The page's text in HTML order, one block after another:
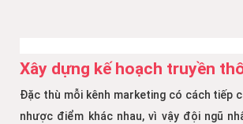
Xây dựng kế hoạch truyền
Đặc thù mỗi kênh marketing có cách tiếp
nhược điểm khác nhau, vì vậy đội ngũ